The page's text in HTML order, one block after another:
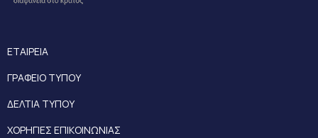
ΕΤΑΙΡΕΙΑ
ΓΡΑΦΕΙΟ ΤΥΠΟΥ
ΔΕΛΤΙΑ ΤΥΠΟΥ
ΧΟΡΗΓΙΕΣ ΕΠΙΚΟΙΝΩΝΙΑΣ